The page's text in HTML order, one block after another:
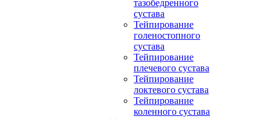
тазобедренного
сустава
Тейпирование
голеностопного
сустава
Тейпирование
плечевого сустава
Тейпирование
локтевого сустава
Тейпирование
коленного сустава